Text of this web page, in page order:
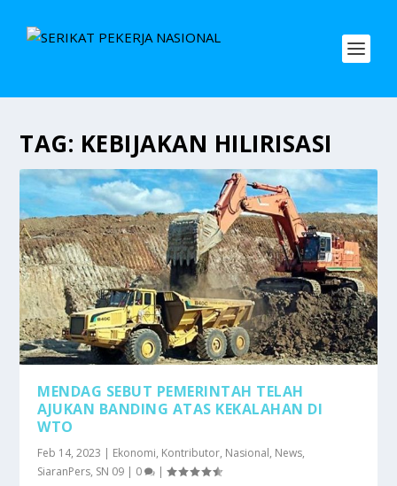
TAG: KEBIJAKAN HILIRISASI
MENDAG SEBUT PEMERINTAH TELAH
AJUKAN BANDING ATAS KEKALAHAN DI
WTO
Feb 14, 2023 | Ekonomi, Kontributor, Nasional, News,
SiaranPers, SN 09 | 0 |